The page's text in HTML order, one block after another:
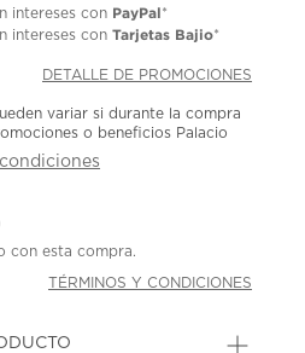
intereses con PayPal*
intereses conTarjetas Bajio*
DETALLE DE PROMOCIONES
variar si durante la compra
o beneficios Palacio
con esta compra.
TÉRMINOS Y CONDICIONES